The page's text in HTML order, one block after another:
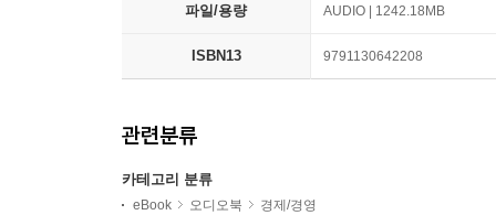
파일/용량 AUDIO | 1242.18MB
ISBN13 9791130642208
관련분류
카테고리 분류
eBook 오디오북 경제/경영